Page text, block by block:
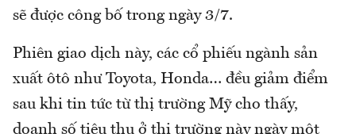
sẽ được công bố trong ngày 3/7.
Phiên giao dịch này, các cổ phiếu ngành sản
xuất ôtô như Toyota, Honda… đều giảm điểm
sau khi tin tức từ thị trường Mỹ cho thấy,
doanh số tiêu thụ ở thị trường này ngày một